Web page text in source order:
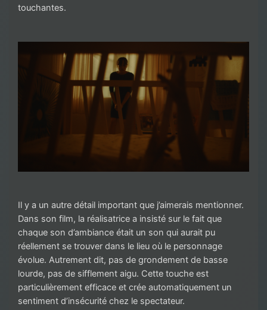
touchantes.
Il y a un autre détail important que j’aimerais mentionner.
Dans son film, la réalisatrice a insisté sur le fait que
chaque son d’ambiance était un son qui aurait pu
réellement se trouver dans le lieu où le personnage
évolue. Autrement dit, pas de grondement de basse
lourde, pas de sifflement aigu. Cette touche est
particulièrement efficace et crée automatiquement un
sentiment d’insécurité chez le spectateur.